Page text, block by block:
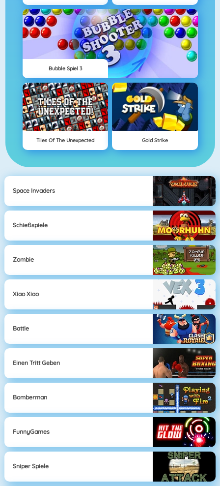
Bubble Spiel 3
Tiles Of The Unexpected Gold Strike
Space Invaders
Schießspiele
Zombie
Xiao Xiao
Battle
Einen Tritt Geben
Bomberman
FunnyGames
Sniper Spiele